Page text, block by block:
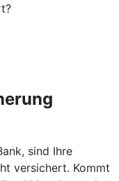
sind Ihre
versichert. Kommt